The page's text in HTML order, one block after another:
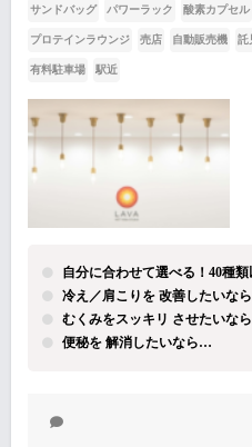
サンドバッグ パワーラック 酸素カプセル
プロテインラウンジ 売店 自動販売機 託
有料駐車場 駅近
自分に合わせて選べる！40種
冷え／肩こりを 改善したいな
むくみをスッキリ させたいな
便秘を 解消したいなら…